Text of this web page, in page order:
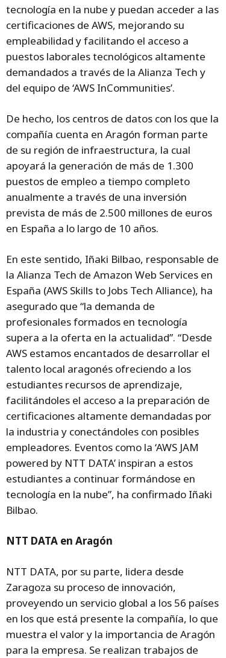
tecnología en la nube y puedan acceder a las
certificaciones de AWS, mejorando su
empleabilidad y facilitando el acceso a
puestos laborales tecnológicos altamente
demandados a través de la Alianza Tech y
del equipo de ‘AWS InCommunities’.
De hecho, los centros de datos con los que la
compañía cuenta en Aragón forman parte
de su región de infraestructura, la cual
apoyará la generación de más de 1.300
puestos de empleo a tiempo completo
anualmente a través de una inversión
prevista de más de 2.500 millones de euros
en España a lo largo de 10 años.
En este sentido, Iñaki Bilbao, responsable de
la Alianza Tech de Amazon Web Services en
España (AWS Skills to Jobs Tech Alliance), ha
asegurado que “la demanda de
profesionales formados en tecnología
supera a la oferta en la actualidad”. “Desde
AWS estamos encantados de desarrollar el
talento local aragonés ofreciendo a los
estudiantes recursos de aprendizaje,
facilitándoles el acceso a la preparación de
certificaciones altamente demandadas por
la industria y conectándoles con posibles
empleadores. Eventos como la ‘AWS JAM
powered by NTT DATA’ inspiran a estos
estudiantes a continuar formándose en
tecnología en la nube”, ha confirmado Iñaki
Bilbao.
NTT DATA en Aragón
NTT DATA, por su parte, lidera desde
Zaragoza su proceso de innovación,
proveyendo un servicio global a los 56 países
en los que está presente la compañía, lo que
muestra el valor y la importancia de Aragón
para la empresa. Se realizan trabajos de